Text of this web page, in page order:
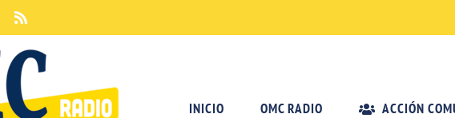
INICIO OMC RADIO ACCIÓN